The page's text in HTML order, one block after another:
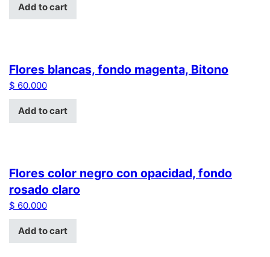
Add to cart
Flores blancas, fondo magenta, Bitono
$ 60.000
Add to cart
Flores color negro con opacidad, fondo
rosado claro
$ 60.000
Add to cart